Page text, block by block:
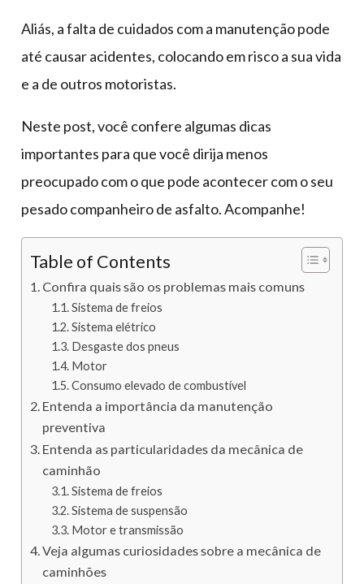
Aliás, a falta de cuidados com a manutenção pode
até causar acidentes, colocando em risco a sua vida
e a de outros motoristas.
Neste post, você confere algumas dicas
importantes para que você dirija menos
preocupado com o que pode acontecer com o seu
pesado companheiro de asfalto. Acompanhe!
Table of Contents
Confira quais são os problemas mais comuns
Sistema de freios
Sistema elétrico
Desgaste dos pneus
Motor
Consumo elevado de combustível
Entenda a importância da manutenção
preventiva
Entenda as particularidades da mecânica de
caminhão
Sistema de freios
Sistema de suspensão
Motor e transmissão
Veja algumas curiosidades sobre a mecânica de
caminhões